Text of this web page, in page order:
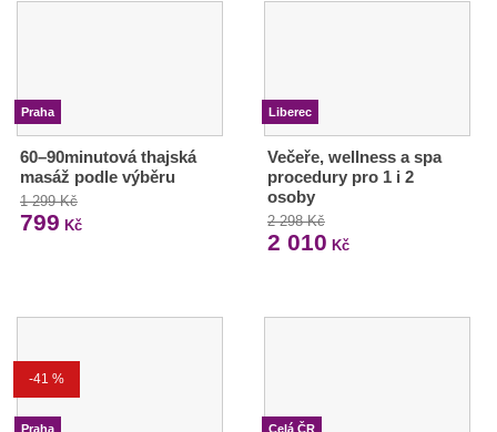
Praha
60–90minutová thajská
masáž podle výběru
1 299 Kč
799 Kč
Liberec
Večeře, wellness a spa
procedury pro 1 i 2
osoby
2 298 Kč
2 010 Kč
-41 %
Praha Celá ČR